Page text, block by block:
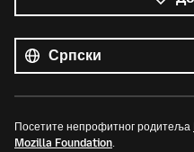
језици
Језик
Посетите непрофитног родитеља
Mozilla Foundation.